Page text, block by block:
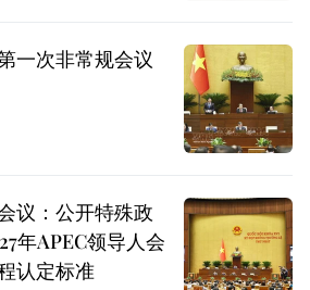
一次非常规会议
议：公开特殊政
年APEC领导人会
认定标准